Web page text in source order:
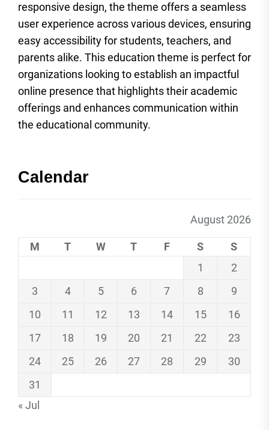
responsive design, the theme offers a seamless
user experience across various devices, ensuring
easy accessibility for students, teachers, and
parents alike. This education theme is perfect for
organizations looking to establish an impactful
online presence that highlights their academic
offerings and enhances communication within
the educational community.
Calendar
August 2026
M T W T F S
S
1
2
3
4 5 6 7 8
9
10
11 12 13 14 15
16
17
18 19 20 21 22
23
24
25 26 27 28 29
30
31
« Jul